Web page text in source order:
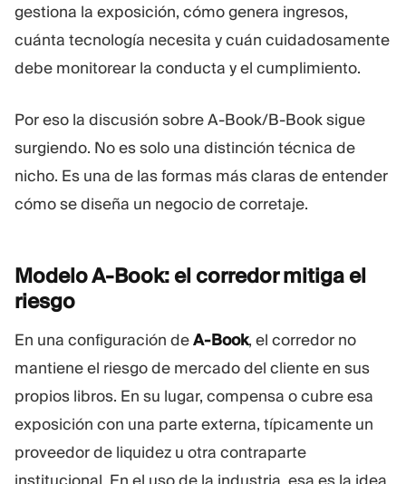
gestiona la exposición, cómo genera ingresos,
cuánta tecnología necesita y cuán cuidadosamente
debe monitorear la conducta y el cumplimiento.
Por eso la discusión sobre A-Book/B-Book sigue
surgiendo. No es solo una distinción técnica de
nicho. Es una de las formas más claras de entender
cómo se diseña un negocio de corretaje.
Modelo A-Book: el corredor mitiga el
riesgo
En una configuración deA-Book, el corredor no
mantiene el riesgo de mercado del cliente en sus
propios libros. En su lugar, compensa o cubre esa
exposición con una parte externa, típicamente un
proveedor de liquidez u otra contraparte
institucional. En el uso de la industria, esa es la idea